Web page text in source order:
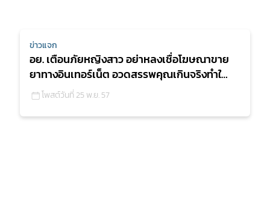
ข่าวแจก
อย. เตือนภัยหญิงสาว อย่าหลงเชื่อโฆษณาขาย
ยาทางอินเทอร์เน็ต อวดสรรพคุณเกินจริงทำให้
ผิวขาว ใส ผอม เพรีย
โพสต์วันที่ 25 พ.ย. 57